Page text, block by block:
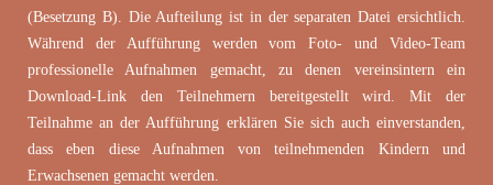
(Besetzung B). Die Aufteilung ist in der separaten Datei ersichtlich.
Während der Aufführung werden vom Foto- und Video-Team
professionelle Aufnahmen gemacht, zu denen vereinsintern ein
Download-Link den Teilnehmern bereitgestellt wird. Mit der
Teilnahme an der Aufführung erklären Sie sich auch einverstanden,
dass eben diese Aufnahmen von teilnehmenden Kindern und
Erwachsenen gemacht werden.